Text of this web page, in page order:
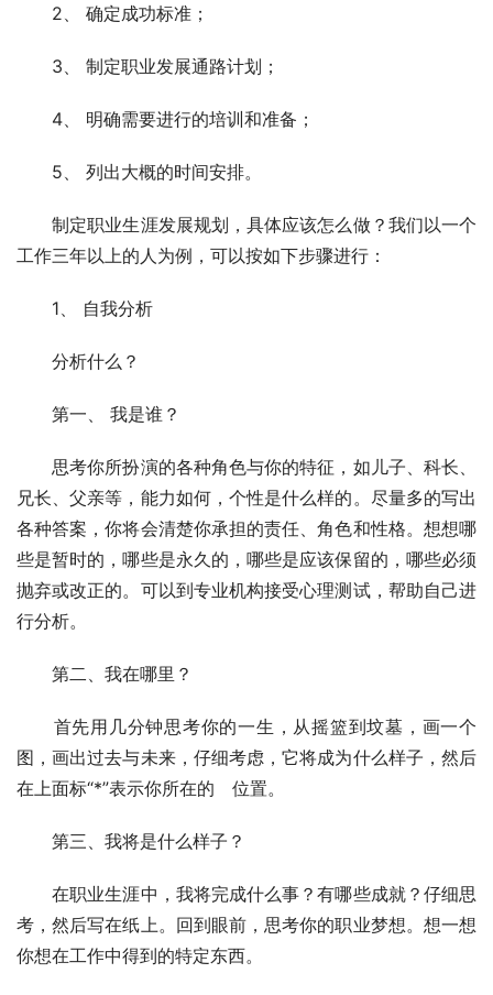
2、 确定成功标准；
3、 制定职业发展通路计划；
4、 明确需要进行的培训和准备；
5、 列出大概的时间安排。
制定职业生涯发展规划，具体应该怎么做？我们以一个
工作三年以上的人为例，可以按如下步骤进行：
1、 自我分析
分析什么？
第一、 我是谁？
思考你所扮演的各种角色与你的特征，如儿子、科长、
兄长、父亲等，能力如何，个性是什么样的。尽量多的写出
各种答案，你将会清楚你承担的责任、角色和性格。想想哪
些是暂时的，哪些是永久的，哪些是应该保留的，哪些必须
抛弃或改正的。可以到专业机构接受心理测试，帮助自己进
行分析。
第二、我在哪里？
首先用几分钟思考你的一生，从摇篮到坟墓，画一个
图，画出过去与未来，仔细考虑，它将成为什么样子，然后
在上面标“*”表示你所在的　位置。
第三、我将是什么样子？
在职业生涯中，我将完成什么事？有哪些成就？仔细思
考，然后写在纸上。回到眼前，思考你的职业梦想。想一想
你想在工作中得到的特定东西。